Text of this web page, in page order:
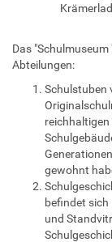
Das
Abteilungen:
Schulstuben
gewohnt
befindet sich
und